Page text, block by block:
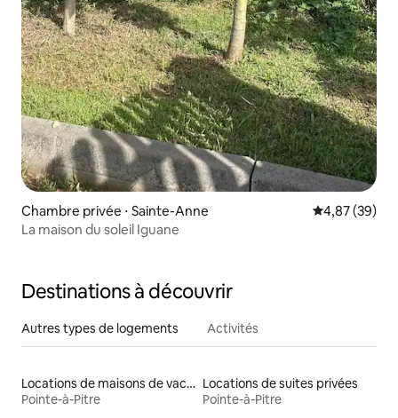
Chambre privée ⋅ Sainte-Anne Évaluation
4,87 (39)
La maison du soleil Iguane
Destinations à découvrir
Autres types de logements Activités
Locations de maisons de vacances
Pointe-à-Pitre
Locations de suites privées
Pointe-à-Pitre